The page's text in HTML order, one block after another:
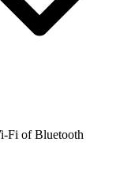
Fi of Bluetooth